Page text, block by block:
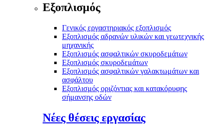
Εξοπλισμός
Γενικός εργαστηριακός εξοπλισμός
Εξοπλισμός αδρανών υλικών και γεωτεχνικής
μηχανικής
Εξοπλισμός ασφαλτικών σκυροδεμάτων
Εξοπλισμός σκυροδεμάτων
Εξοπλισμός ασφαλτικών γαλακτωμάτων και
ασφάλτου
Εξοπλισμός οριζόντιας και κατακόρυφης
σήμανσης οδών
Νέες θέσεις εργασίας